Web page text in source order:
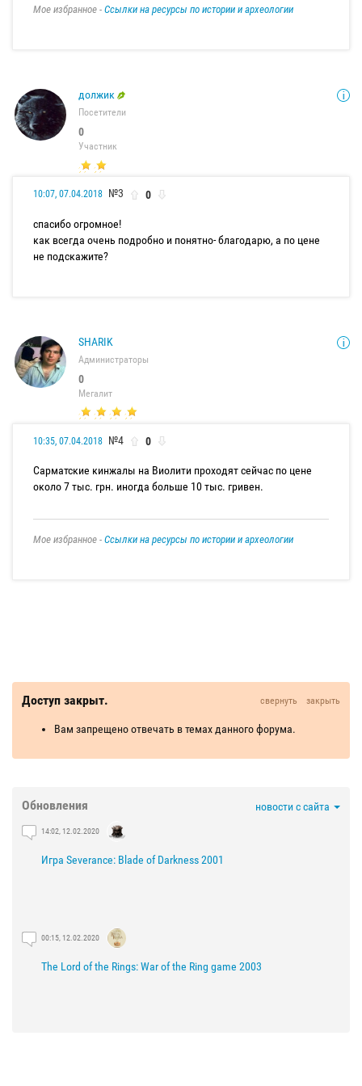
Мое избранное - Ссылки на ресурсы по истории и археологии
должик
Посетители
0
Участник
10:07, 07.04.2018 №3 0
спасибо огромное!
как всегда очень подробно и понятно- благодарю, а по цене
не подскажите?
SHARIK
Администраторы
0
Мегалит
10:35, 07.04.2018 №4 0
Сарматские кинжалы на Виолити проходят сейчас по цене
около 7 тыс. грн. иногда больше 10 тыс. гривен.
Мое избранное - Ссылки на ресурсы по истории и археологии
Доступ закрыт. свернуть закрыть
Вам запрещено отвечать в темах данного форума.
Обновления новости с сайта
14:02, 12.02.2020
Игра Severance: Blade of Darkness 2001
00:15, 12.02.2020
The Lord of the Rings: War of the Ring game 2003